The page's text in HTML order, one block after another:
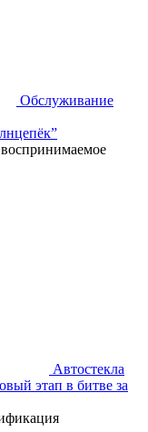
Обслуживание
воспринимаемое
Автостекла
этап в битве за